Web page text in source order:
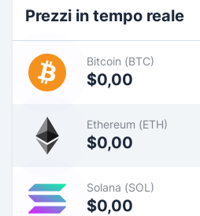
Prezzi in tempo reale
Bitcoin (BTC)
$0,00
Ethereum (ETH)
$0,00
Solana (SOL)
$0,00